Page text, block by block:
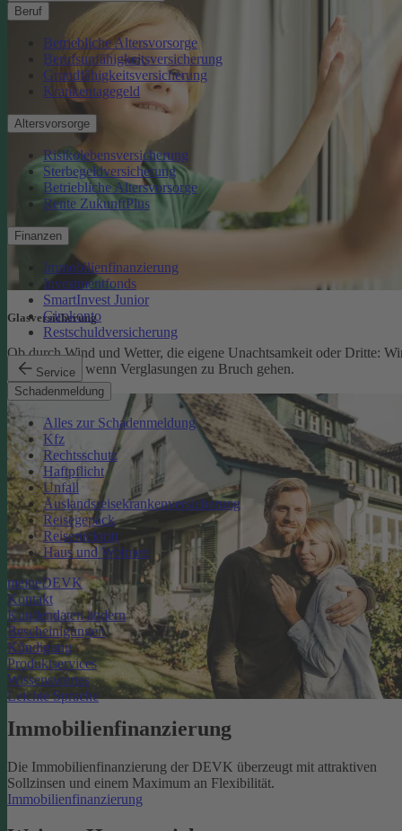
Beruf
Betriebliche Altersvorsorge
Berufsunfähigkeitsversicherung
Grundfähigkeitsversicherung
Krankentagegeld
Altersvorsorge
Risikolebensversicherung
Sterbegeldversicherung
Betriebliche Altersvorsorge
Rente ZukunftPlus
Finanzen
Immobilienfinanzierung
Investmentfonds
SmartInvest Junior
Girokonto
Restschuldversicherung
Service
Schadenmeldung
Alles zur Schadenmeldung
Kfz
Rechtsschutz
Haftpflicht
Unfall
Auslandsreisekrankenversicherung
Reisegepäck
Reiserücktritt
Haus und Wohnen
meineDEVK
Kontakt
Kundendaten ändern
Bescheinigungen
Kündigung
Produktservices
Wissenswertes
Leichte Sprache
Glasversicherung
Ob durch Wind und Wetter, die eigene Unachtsamkeit oder Dritte:
schützen Sie, wenn Verglasungen zu Bruch gehen.
Glasversicherung
Immobilienfinanzierung
Die Immobilienfinanzierung der DEVK überzeugt mit attraktiven
Sollzinsen und einem Maximum an Flexibilität.
Immobilienfinanzierung